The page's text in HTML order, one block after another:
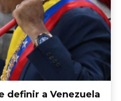
definir a Venezuela